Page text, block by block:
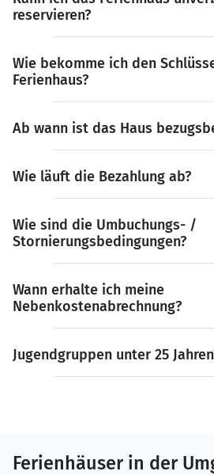
reservieren?
Wie bekomme ich den
Ferienhaus?
Ab wann ist das Haus
Wie läuft die Bezahlung ab?
Wie sind die Umbuchungs- /
Stornierungsbedingungen?
Wann erhalte ich meine
Nebenkostenabrechnung?
Jugendgruppen unter 25
Ferienhäuser in der